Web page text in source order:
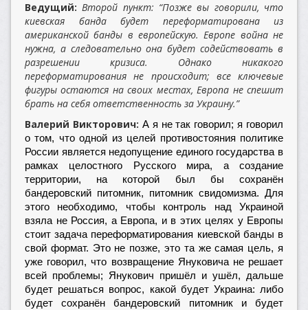
Ведущий:Второй пункт: “Позже вы говорили, что
киевская банда будет переформатирована из
американской банды в европейскую. Европе война не
нужна, а следовательно она будет содействовать в
разрешении кризиса. Однако никакого
переформатирования не происходит; все ключевые
фигуры остаются на своих местах, Европа не спешит
брать на себя ответственность за Украину.”
Валерий Викторович: А я не так говорил; я говорил
о том, что одной из целей противостояния политике
России является недопущение единого государства в
рамках целостного Русского мира, а создание
территории, на которой был бы сохранён
бандеровский питомник, питомник свидомизма. Для
этого необходимо, чтобы контроль над Украиной
взяла не Россия, а Европа, и в этих целях у Европы
стоит задача переформатирования киевской банды в
свой формат. Это не позже, это та же самая цель, я
уже говорил, что возвращение Януковича не решает
всей проблемы; Янукович пришёл и ушёл, дальше
будет решаться вопрос, какой будет Украина: либо
будет сохранён бандеровский питомник и будет